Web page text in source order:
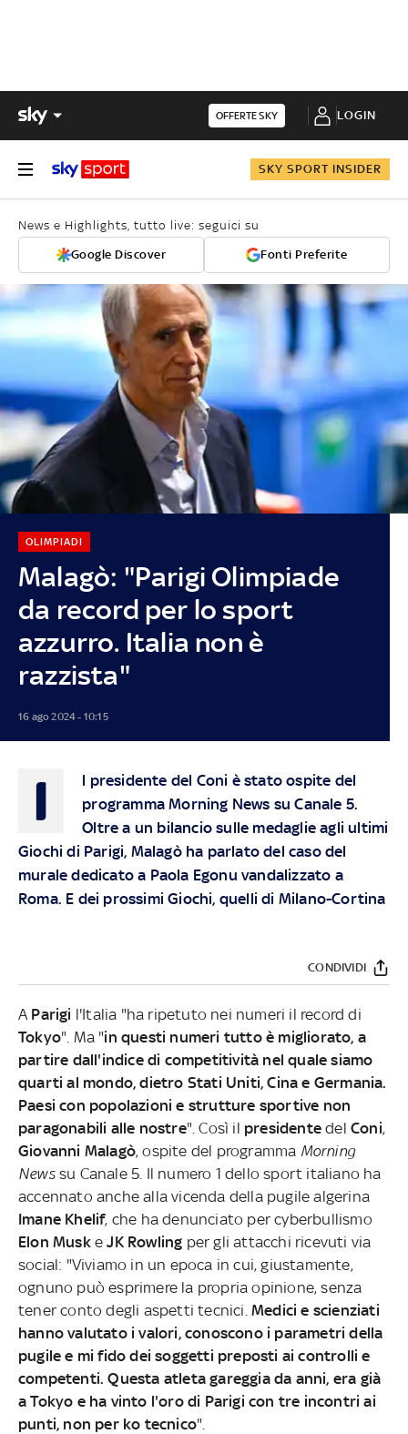
OFFERTE SKY LOGIN
SKY SPORT INSIDER
News e Highlights, tutto live: seguici su
Google Discover Fonti Preferite
Malagò: "Parigi Olimpiade
da record per lo sport
azzurro. Italia non è
razzista"
OLIMPIADI
16 ago 2024 - 10:15
I
l presidente del Coni è stato ospite del
programma Morning News su Canale 5.
Oltre a un bilancio sulle medaglie agli ultimi
Giochi di Parigi, Malagò ha parlato del caso del
murale dedicato a Paola Egonu vandalizzato a
Roma. E dei prossimi Giochi, quelli di Milano-Cortina
CONDIVIDI
A Parigi l'Italia "ha ripetuto nei numeri il record di
Tokyo". Ma "in questi numeri tutto è migliorato, a
partire dall'indice di competitività nel quale siamo
quarti al mondo, dietro Stati Uniti, Cina e Germania.
Paesi con popolazioni e strutture sportive non
paragonabili alle nostre". Così il presidentedelConi,
Giovanni Malagò, ospite del programma Morning
News su Canale 5. Il numero 1 dello sport italiano ha
accennato anche alla vicenda della pugile algerina
Imane Khelif, che ha denunciato per cyberbullismo
Elon MuskeJK Rowling per gli attacchi ricevuti via
social: "Viviamo in un epoca in cui, giustamente,
ognuno può esprimere la propria opinione, senza
tener conto degli aspetti tecnici. Medici e scienziati
hanno valutato i valori, conoscono i parametri della
pugile e mi fido dei soggetti preposti ai controlli e
competenti. Questa atleta gareggia da anni, era già
a Tokyo e ha vinto l'oro di Parigi con tre incontri ai
punti, non per ko tecnico".